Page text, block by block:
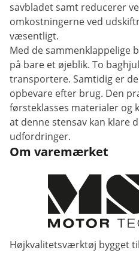
savbladet samt reducerer
omkostningerne ved
væsentligt.
Med de sammenklappelige
på bare et øjeblik. To
transportere. Samtidig er
opbevare efter brug. Den
førsteklasses materialer og
at denne stensav kan klare
udfordringer.
Om varemærket
Højkvalitetsværktøj bygget